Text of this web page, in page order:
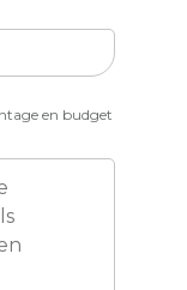
en budget